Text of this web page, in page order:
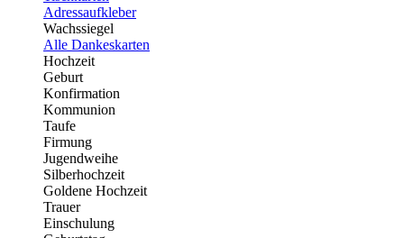
Adressaufkleber
Wachssiegel
Alle Dankeskarten
Hochzeit
Geburt
Konfirmation
Kommunion
Taufe
Firmung
Jugendweihe
Silberhochzeit
Goldene Hochzeit
Trauer
Einschulung